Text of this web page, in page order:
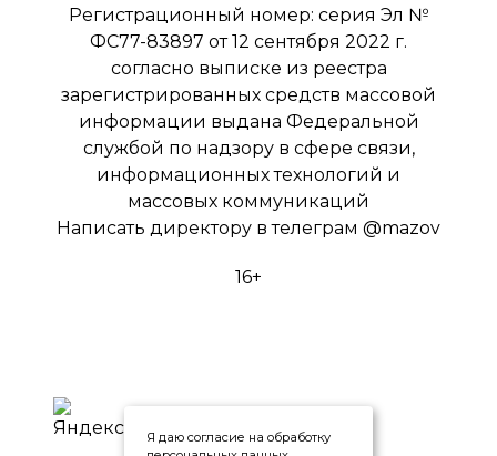
Регистрационный номер: серия Эл №
ФС77-83897 от 12 сентября 2022 г.
согласно выписке из реестра
зарегистрированных средств массовой
информации выдана Федеральной
службой по надзору в сфере связи,
информационных технологий и
массовых коммуникаций
Написать директору в телеграм @mazov
16+
Я даю согласие на обработку